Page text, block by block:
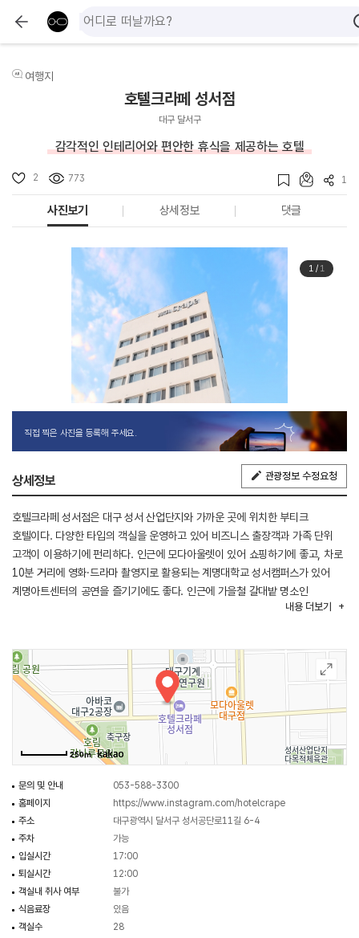
여행지
호텔크라페 성서점
대구 달서구
감각적인 인테리어와 편안한 휴식을 제공하는 호텔
2 773 1
사진보기 상세정보 댓글
1/ 1
직접 찍은 사진을 등록해 주세요.
상세정보 관광정보 수정요청
호텔크라페 성서점은 대구 성서 산업단지와 가까운 곳에 위치한 부티크
호텔이다. 다양한 타입의 객실을 운영하고 있어 비즈니스 출장객과 가족 단위
고객이 이용하기에 펀리하다. 인근에 모다아울렛이 있어 쇼핑하기에 좋고, 차로
10분 거리에 영화․드라마 촬영지로 활용되는 계명대학교 성서캠퍼스가 있어
계명아트센터의 공연을 즐기기에도 좋다. 인근에 가을철 갈대밭 명소인
내용 더보기
250m
문의 및 안내
053-588-3300
홈페이지
https://www.instagram.com/hotelcrape
주소
대구광역시 달서구 성서공단로11길 6-4
주차
가능
입실시간
17:00
퇴실시간
12:00
객실내 취사 여부
불가
식음료장
있음
객실수
28